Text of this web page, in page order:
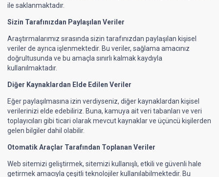
ile saklanmaktadır.
Sizin Tarafınızdan Paylaşılan Veriler
Araştırmalarımız sırasında sizin tarafınızdan paylaşılan kişisel
veriler de ayrıca işlenmektedir. Bu veriler, sağlama amacınız
doğrultusunda ve bu amaçla sınırlı kalmak kaydıyla
kullanılmaktadır.
Diğer Kaynaklardan Elde Edilen Veriler
Eğer paylaşılmasına izin verdiyseniz, diğer kaynaklardan kişisel
verilerinizi elde edebiliriz. Buna, kamuya ait veri tabanları ve veri
toplayıcıları gibi ticari olarak mevcut kaynaklar ve üçüncü kişilerden
gelen bilgiler dahil olabilir.
Otomatik Araçlar Tarafından Toplanan Veriler
Web sitemizi geliştirmek, sitemizi kullanışlı, etkili ve güvenli hale
getirmek amacıyla çeşitli teknolojiler kullanılabilmektedir. Bu